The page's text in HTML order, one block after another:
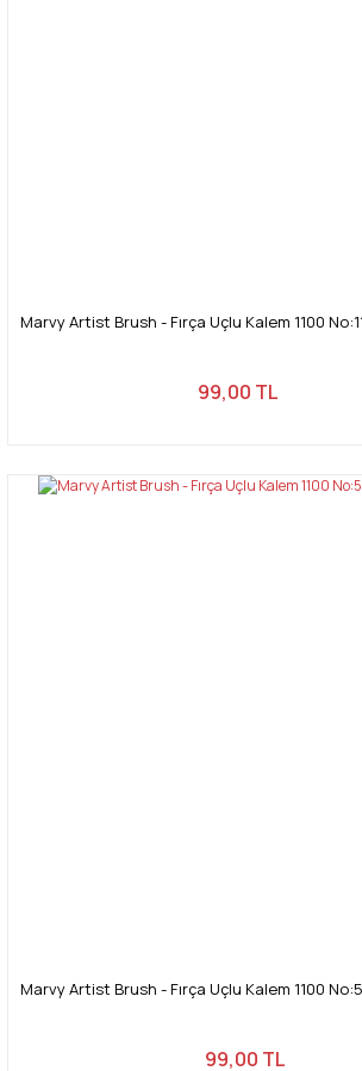
Marvy Artist Brush - Fırça Uçlu Kalem 1100
99,00 TL
Marvy Artist Brush - Fırça Uçlu Kalem 1100
99,00 TL